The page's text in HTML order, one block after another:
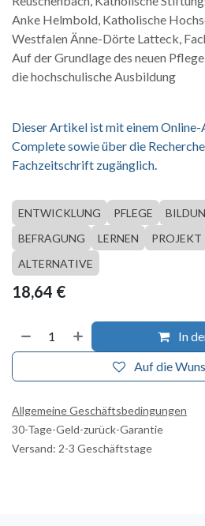
Anke Helmbold, Katholische
Westfalen Änne-Dörte Latteck,
Auf der Grundlage des neuen
die hochschulische Ausbildung
Dieser Artikel ist mit einem
Complete sowie über die
Fachzeitschrift zugänglich.
ENTWICKLUNG PFLEGE
BEFRAGUNG
LERNEN PROJEKT
ALTERNATIVE
18,64 €
In
Auf die
Allgemeine Geschäftsbedingungen
30-Tage-Geld-zurück-Garantie
Versand: 2-3 Geschäftstage